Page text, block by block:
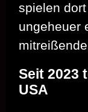
spielen
ungeheuer
Seit 2023
USA